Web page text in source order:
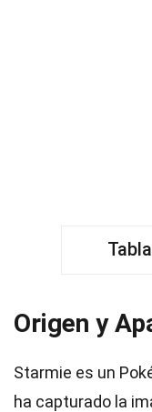
Origen y
Starmie es un
ha capturado la